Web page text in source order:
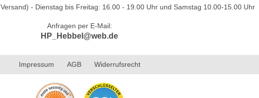
- Dienstag bis Freitag: 16.00 - 19.00 Uhr und Samstag 10.00-15.00 Uhr
Anfragen per E-Mail:
HP_Hebbel@web.de
Impressum AGB Widerrufsrecht